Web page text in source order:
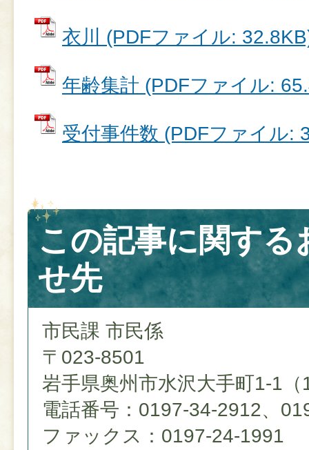
衣川 (PDFファイル:
年齢集計 (PDFファイル:
受付事件数 (PDFファイル:
この記事に関する
せ先
市民課 市民係
〒023-8501
岩手県奥州市水沢大手町1-1（
電話番号：0197-34-2912、
ファックス：0197-24-1991